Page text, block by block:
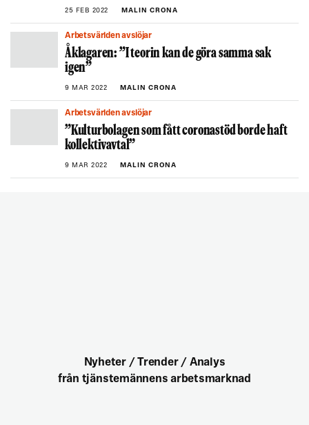
25 FEB 2022 MALIN CRONA
Arbetsvärlden avslöjar
Åklagaren: ”I teorin kan de göra samma sak
igen”
9 MAR 2022 MALIN CRONA
Arbetsvärlden avslöjar
”Kulturbolagen som fått coronastöd borde haft
kollektivavtal”
9 MAR 2022 MALIN CRONA
Nyheter / Trender / Analys
från tjänstemännens arbetsmarknad